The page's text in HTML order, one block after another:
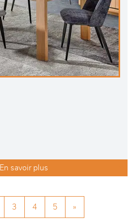
En savoir plus
3 4 5 »